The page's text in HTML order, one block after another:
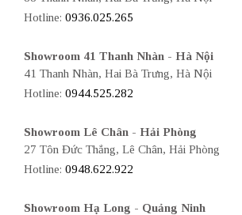
Hotline: 0936.025.265
Showroom 41 Thanh Nhàn - Hà Nội
41 Thanh Nhàn, Hai Bà Trưng, Hà Nội
Hotline: 0944.525.282
Showroom Lê Chân - Hải Phòng
27 Tôn Đức Thắng, Lê Chân, Hải Phòng
Hotline: 0948.622.922
Showroom Hạ Long - Quảng Ninh